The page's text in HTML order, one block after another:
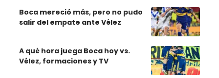
Boca mereció más, pero no pudo
salir del empate ante Vélez
A qué hora juega Boca hoy vs.
Vélez, formaciones y TV